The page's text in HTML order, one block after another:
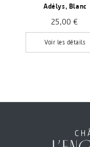
Adélys, Blanc
25,00 €
Voir les détails